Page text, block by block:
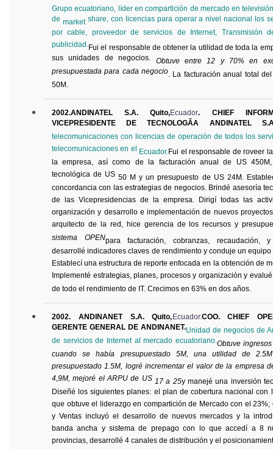
Grupo ecuatoriano, líder en compartición de mercado en
de marketshare, con licencias para operar a nivel nacional los
por cable, proveedor de servicios de Internet, Transmisión
publicidad.Fui el responsable de obtener la utilidad de toda la
sus unidades de negocios. Obtuve entre 12 y 70% en
presupuestada para cada negocio . La facturación anual total
50M.
2002.ANDINATEL S.A. Quito,Ecuador. CHIEF
VICEPRESIDENTE DE TECNOLOGÃA ANDINATEL
telecomunicaciones con licencias de operación de todos los
telecomunicaciones en el Ecuador. Fui el responsable deroveer
la empresa, así como de la facturación anual de US 450M,
tecnológica de US50 M y un presupuesto de US 24M.
concordancia con las estrategias de negocios. Brindé asesoría
de las Vicepresidencias de la empresa. Dirigí todas las
organización y desarrollo e implementación de nuevos
arquitecto de la red, hice gerencia de los recursos y
sistema OPENpara facturación, cobranzas, recaudación, y
desarrollé indicadores claves de rendimiento y conduje un
Establecí una estructura de reporte enfocada en la obtención de
Implementé estrategias, planes, procesos y organización y
de todo el rendimiento de IT. Crecimos en 63% en dos años.
2002. ANDINANET S.A. Quito,Ecuador.COO. CHIEF
GERENTE GENERAL DE ANDINANET.Unidad de negocios de
de servicios de Internet al mercado ecuatoriano.Obtuve
cuando se había presupuestado 5M, una utilidad de
presupuestado 1.5M, logré incrementar el valor de la empresa
4,9M, mejoré el ARPU de US 17 a 25y manejé una inversión
Diseñé los siguientes planes: el plan de cobertura nacional con
que obtuve el liderazgo en compartición de Mercado con el
y Ventas incluyó el desarrollo de nuevos mercados y la
banda ancha y sistema de prepago con lo que accedí a 8
provincias, desarrollé 4 canales de distribución y el